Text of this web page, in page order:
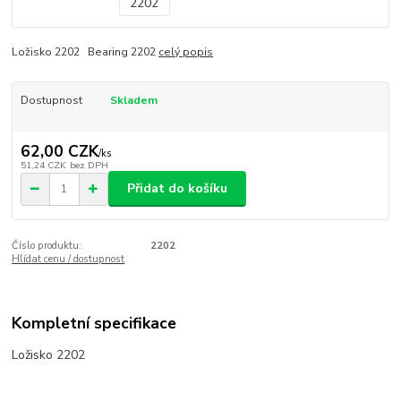
Ložisko 2202 Bearing 2202 celý popis
Dostupnost Skladem
62,00 CZK/ks
51,24 CZK bez DPH
Přidat do košíku
Číslo produktu:
2202
Hlídat cenu / dostupnost
Kompletní specifikace
Ložisko 2202